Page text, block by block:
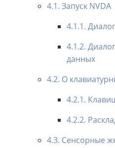
4.1. Запуск NVDA
4.1.1.
4.1.2.
данных
4.2. О
4.2.1.
4.2.2.
4.3. Сенсорные